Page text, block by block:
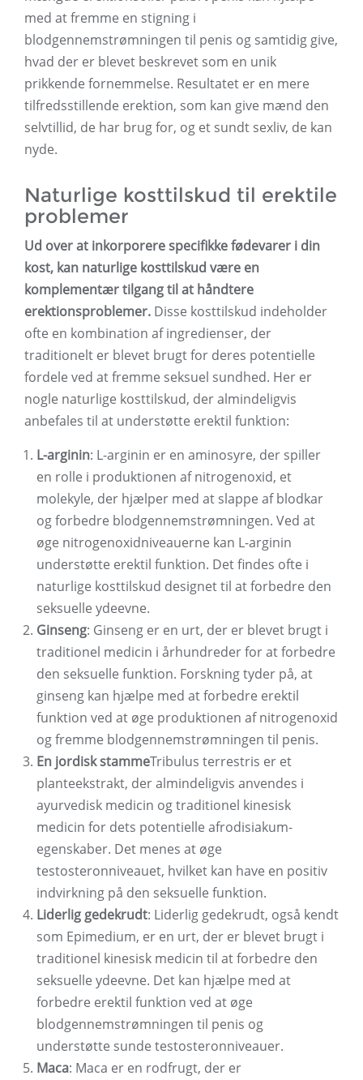
med at fremme en stigning i
blodgennemstrømningen til penis og samtidig give,
hvad der er blevet beskrevet som en unik
prikkende fornemmelse. Resultatet er en mere
tilfredsstillende erektion, som kan give mænd den
selvtillid, de har brug for, og et sundt sexliv, de kan
nyde.
Naturlige kosttilskud til erektile
problemer
Ud over at inkorporere specifikke fødevarer i din
kost, kan naturlige kosttilskud være en
komplementær tilgang til at håndtere
erektionsproblemer. Disse kosttilskud indeholder
ofte en kombination af ingredienser, der
traditionelt er blevet brugt for deres potentielle
fordele ved at fremme seksuel sundhed. Her er
nogle naturlige kosttilskud, der almindeligvis
anbefales til at understøtte erektil funktion:
L-arginin: L-arginin er en aminosyre, der spiller
en rolle i produktionen af ​​nitrogenoxid, et
molekyle, der hjælper med at slappe af blodkar
og forbedre blodgennemstrømningen. Ved at
øge nitrogenoxidniveauerne kan L-arginin
understøtte erektil funktion. Det findes ofte i
naturlige kosttilskud designet til at forbedre den
seksuelle ydeevne.
Ginseng: Ginseng er en urt, der er blevet brugt i
traditionel medicin i århundreder for at forbedre
den seksuelle funktion. Forskning tyder på, at
ginseng kan hjælpe med at forbedre erektil
funktion ved at øge produktionen af ​​nitrogenoxid
og fremme blodgennemstrømningen til penis.
En jordisk stammeTribulus terrestris er et
planteekstrakt, der almindeligvis anvendes i
ayurvedisk medicin og traditionel kinesisk
medicin for dets potentielle afrodisiakum-
egenskaber. Det menes at øge
testosteronniveauet, hvilket kan have en positiv
indvirkning på den seksuelle funktion.
Liderlig gedekrudt: Liderlig gedekrudt, også kendt
som Epimedium, er en urt, der er blevet brugt i
traditionel kinesisk medicin til at forbedre den
seksuelle ydeevne. Det kan hjælpe med at
forbedre erektil funktion ved at øge
blodgennemstrømningen til penis og
understøtte sunde testosteronniveauer.
Maca: Maca er en rodfrugt, der er